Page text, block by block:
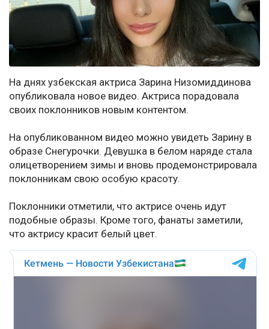
На днях узбекская актриса Зарина Низомиддинова
опубликовала новое видео. Актриса порадовала
своих поклонников новым контентом.
На опубликованном видео можно увидеть Зарину в
образе Снегурочки. Девушка в белом наряде стала
олицетворением зимы и вновь продемонстрировала
поклонникам свою особую красоту.
Поклонники отметили, что актрисе очень идут
подобные образы. Кроме того, фанаты заметили,
что актрису красит белый цвет.